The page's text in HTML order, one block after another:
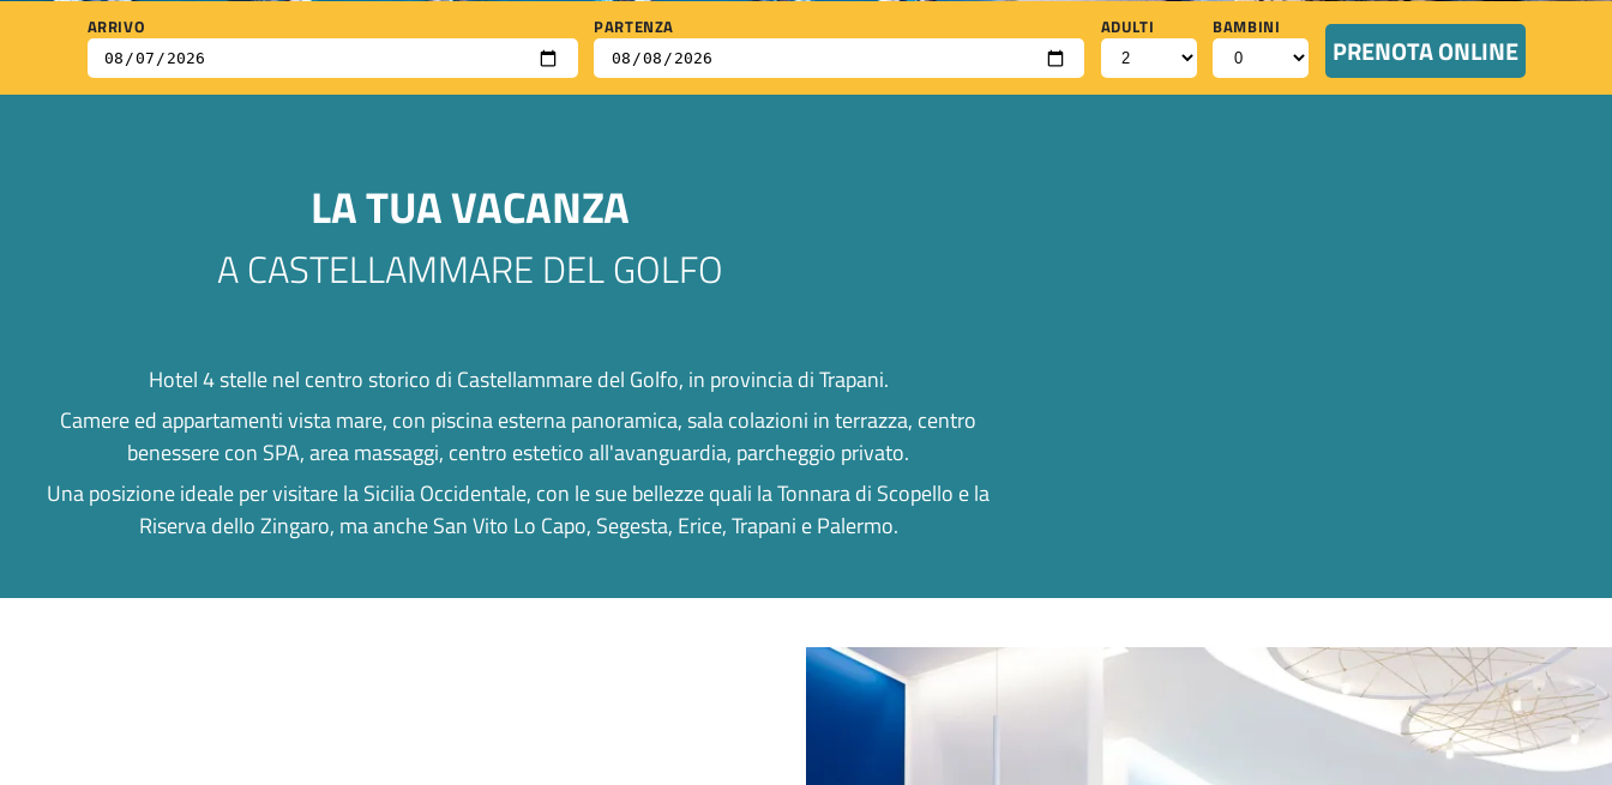
ARRIVO PARTENZA ADULTI BAMBINI
PRENOTA ONLINE
LA TUA VACANZA
A CASTELLAMMARE DEL GOLFO
Hotel 4 stelle nel centro storico di Castellammare del Golfo, in provincia di Trapani.
Camere ed appartamenti vista mare, con piscina esterna panoramica, sala colazioni in terrazza, centro
benessere con SPA, area massaggi, centro estetico all'avanguardia, parcheggio privato.
Una posizione ideale per visitare la Sicilia Occidentale, con le sue bellezze quali la Tonnara di Scopello e la
Riserva dello Zingaro, ma anche San Vito Lo Capo, Segesta, Erice, Trapani e Palermo.